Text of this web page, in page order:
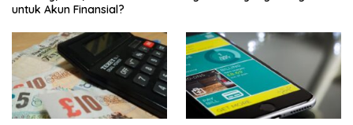
untuk Akun Finansial?